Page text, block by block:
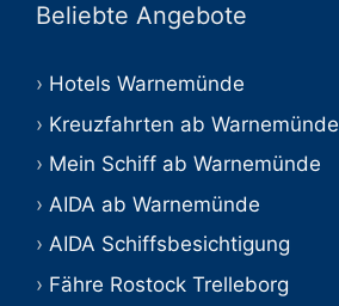
Beliebte Angebote
Hotels Warnemünde
Kreuzfahrten ab Warnemünde
Mein Schiff ab Warnemünde
AIDA ab Warnemünde
AIDA Schiffsbesichtigung
Fähre Rostock Trelleborg